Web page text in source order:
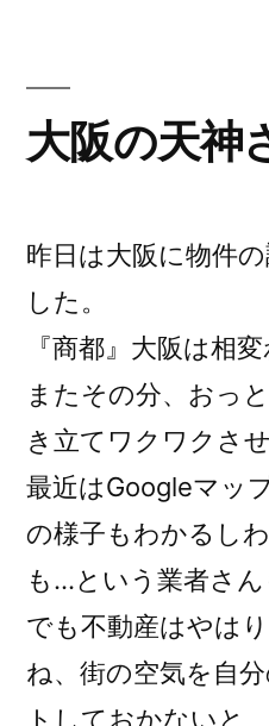
大阪の天神
昨日は大阪に物件
した。
『商都』大阪は相
またその分、おっ
き立てワクワクさ
最近はGoogleマッ
の様子もわかるし
も…という業者さん
でも不動産はやは
ね、街の空気を自
トしておかないと